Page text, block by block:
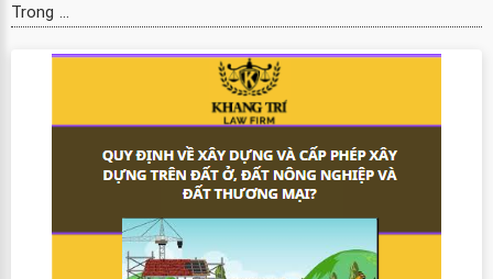
Trong ...